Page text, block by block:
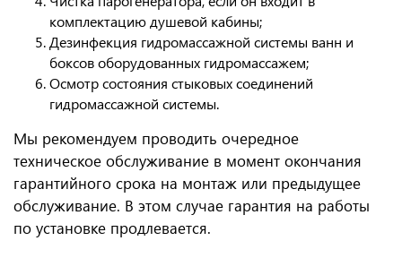
комплектацию душевой кабины;
Дезинфекция гидромассажной системы ванн и
боксов оборудованных гидромассажем;
Осмотр состояния стыковых соединений
гидромассажной системы.
Мы рекомендуем проводить очередное
техническое обслуживание в момент окончания
гарантийного срока на монтаж или предыдущее
обслуживание. В этом случае гарантия на работы
по установке продлевается.